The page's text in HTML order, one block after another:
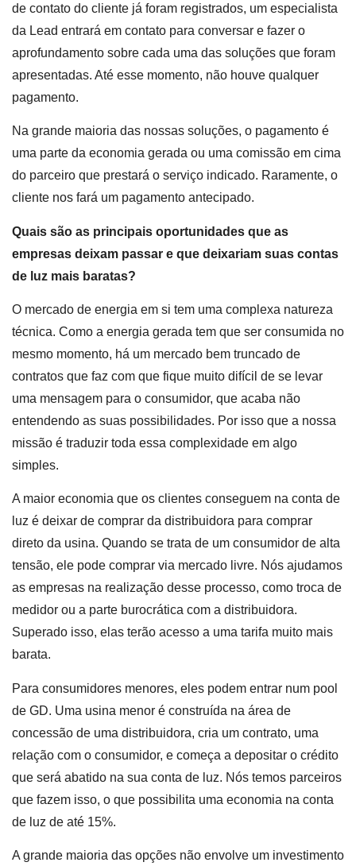
de contato do cliente já foram registrados, um especialista
da Lead entrará em contato para conversar e fazer o
aprofundamento sobre cada uma das soluções que foram
apresentadas. Até esse momento, não houve qualquer
pagamento.
Na grande maioria das nossas soluções, o pagamento é
uma parte da economia gerada ou uma comissão em cima
do parceiro que prestará o serviço indicado. Raramente, o
cliente nos fará um pagamento antecipado.
Quais são as principais oportunidades que as
empresas deixam passar e que deixariam suas contas
de luz mais baratas?
O mercado de energia em si tem uma complexa natureza
técnica. Como a energia gerada tem que ser consumida no
mesmo momento, há um mercado bem truncado de
contratos que faz com que fique muito difícil de se levar
uma mensagem para o consumidor, que acaba não
entendendo as suas possibilidades. Por isso que a nossa
missão é traduzir toda essa complexidade em algo
simples.
A maior economia que os clientes conseguem na conta de
luz é deixar de comprar da distribuidora para comprar
direto da usina. Quando se trata de um consumidor de alta
tensão, ele pode comprar via mercado livre. Nós ajudamos
as empresas na realização desse processo, como troca de
medidor ou a parte burocrática com a distribuidora.
Superado isso, elas terão acesso a uma tarifa muito mais
barata.
Para consumidores menores, eles podem entrar num pool
de GD. Uma usina menor é construída na área de
concessão de uma distribuidora, cria um contrato, uma
relação com o consumidor, e começa a depositar o crédito
que será abatido na sua conta de luz. Nós temos parceiros
que fazem isso, o que possibilita uma economia na conta
de luz de até 15%.
A grande maioria das opções não envolve um investimento